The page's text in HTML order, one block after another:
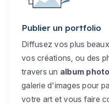
Publier un portfolio
Diffusez vos plus
vos créations, ou des
travers un album
galerie d'images pour
votre art et vous faire